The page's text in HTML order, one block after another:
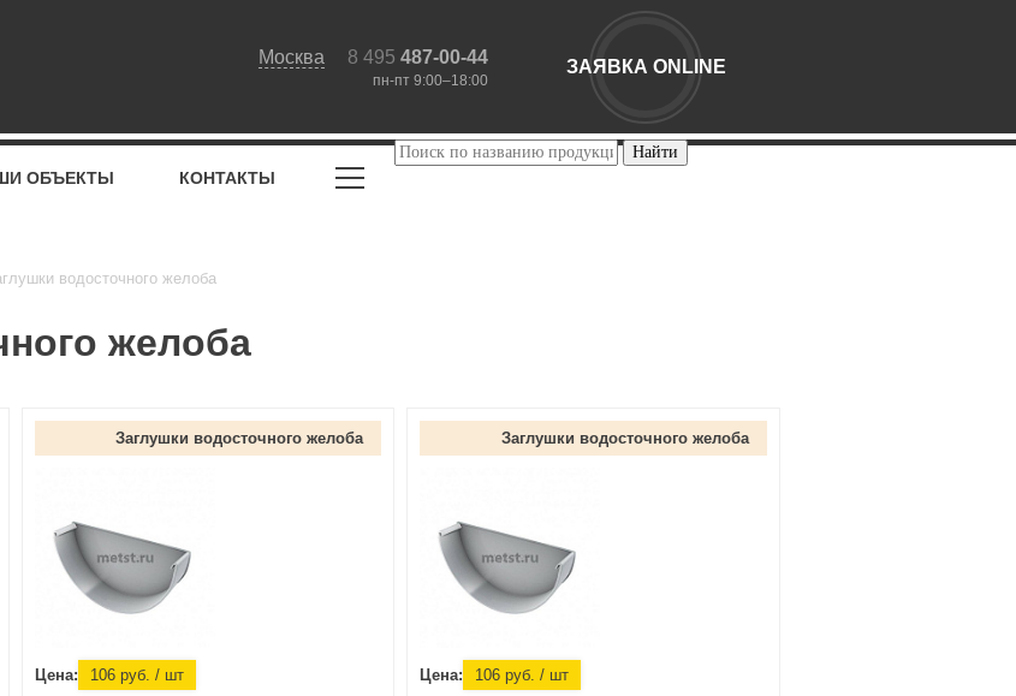
Москва 8 495 487-00-44
пн-пт 9:00–18:00
ЗАЯВКА ONLINE
ОБЪЕКТЫ КОНТАКТЫ
водосточного желоба
желоба
Заглушки водосточного желоба
Цена: 106 руб. / шт
Заглушки водосточного желоба
Цена: 106руб. / шт